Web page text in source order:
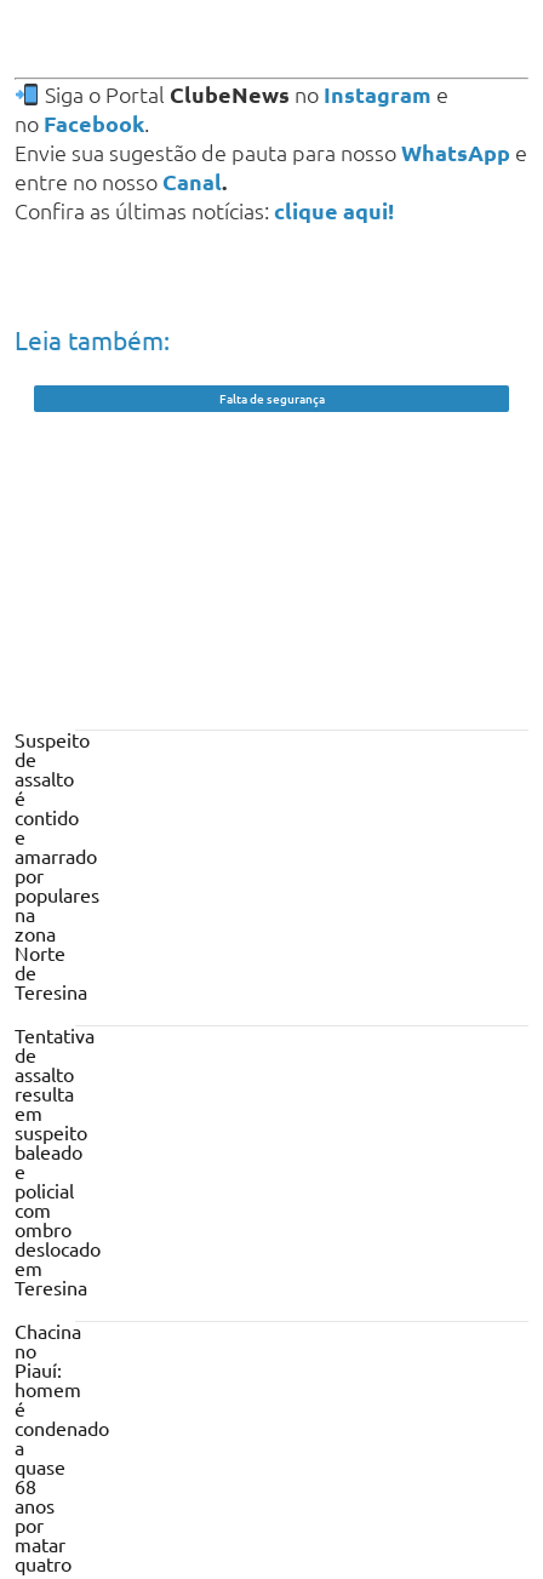
Siga o Portal ClubeNews no Instagram e
no Facebook.
Envie sua sugestão de pauta para nossoWhatsApp e
entre no nosso Canal.
Confira as últimas notícias: clique aqui!
Leia também:
Falta de segurança
Suspeito
de
assalto
é
contido
e
amarrado
por
populares
na
zona
Norte
de
Teresina
Tentativa
de
assalto
resulta
em
suspeito
baleado
e
policial
com
ombro
deslocado
em
Teresina
Chacina
no
Piauí:
homem
é
condenado
a
quase
68
anos
por
matar
quatro